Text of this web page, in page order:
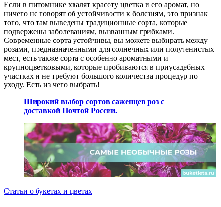
Если в питомнике хвалят красоту цветка и его аромат, но
ничего не говорят об устойчивости к болезням, это признак
того, что там выведены традиционные сорта, которые
подвержены заболеваниям, вызванным грибками.
Современные сорта устойчивы, вы можете выбирать между
розами, предназначенными для солнечных или полутенистых
мест, есть также сорта с особенно ароматными и
крупноцветковыми, которые пробиваются в приусадебных
участках и не требуют большого количества процедур по
уходу. Есть из чего выбрать!
Широкий выбор сортов саженцев роз с
доставкой Почтой России.
Статьи о букетах и цветах